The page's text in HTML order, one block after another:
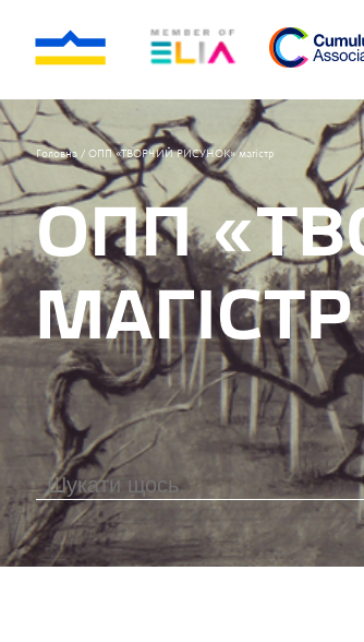
Головна / ОПП «ТВОРЧИЙ РИСУНОК» магістр
ОПП
МАГІСТР